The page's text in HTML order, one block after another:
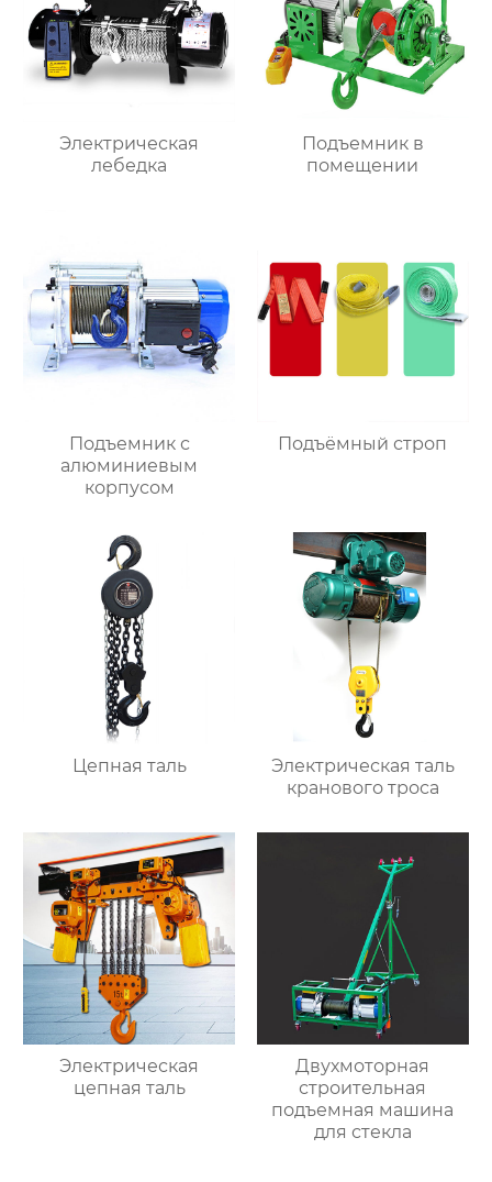
Электрическая
лебедка
Подъемник в
помещении
Подъемник с
алюминиевым
корпусом
Подъёмный строп
Цепная таль
Электрическая таль
кранового троса
Электрическая
цепная таль
Двухмоторная
строительная
подъемная машина
для стекла